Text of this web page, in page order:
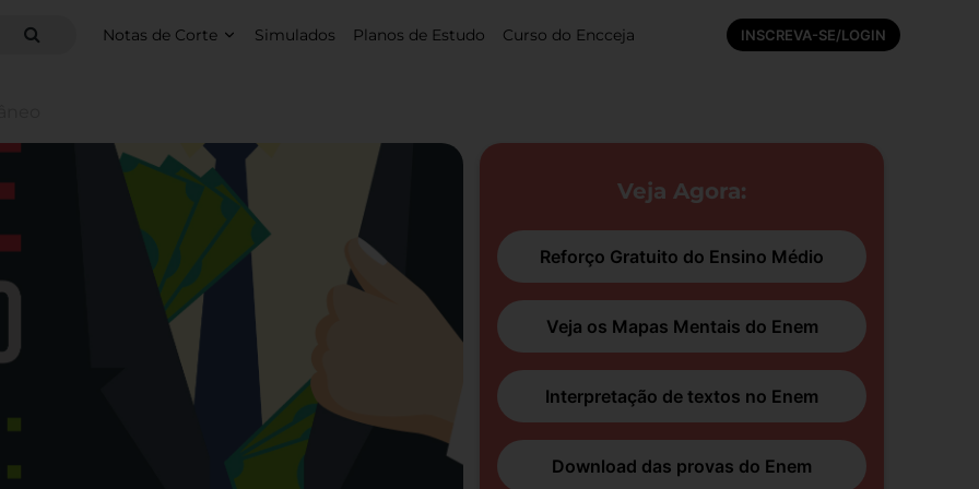
Notas de Corte Simulados Planos de Estudo Curso do Encceja INSCREVA-SE/LOGIN
Veja Agora:
Reforço Gratuito do Ensino Médio
Veja os Mapas Mentais do Enem
Interpretação de textos no Enem
Download das provas do Enem